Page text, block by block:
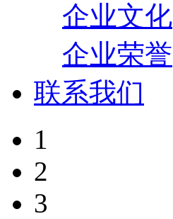
企业文化
企业荣誉
联系我们
1
2
3